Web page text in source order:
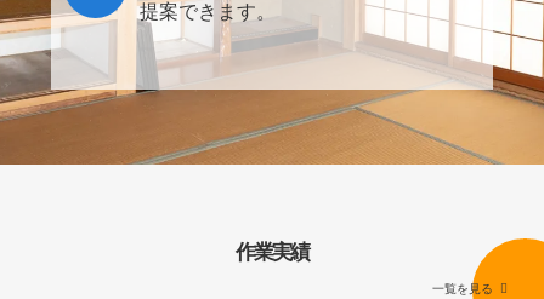
提案できます。
作業実績
一覧を見る